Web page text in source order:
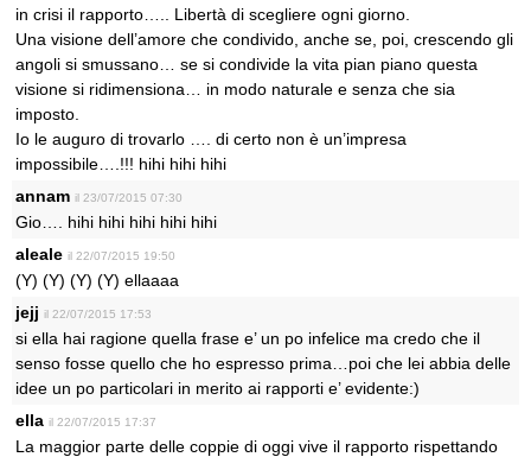
in crisi il rapporto….. Libertà di scegliere ogni giorno.
Una visione dell’amore che condivido, anche se, poi, crescendo gli
angoli si smussano… se si condivide la vita pian piano questa
visione si ridimensiona… in modo naturale e senza che sia
imposto.
Io le auguro di trovarlo …. di certo non è un’impresa
impossibile….!!! hihi hihi hihi
annam il 23/07/2015 07:30
Gio…. hihi hihi hihi hihi hihi
aleale il 22/07/2015 19:50
(Y) (Y) (Y) (Y) ellaaaa
jejj il 22/07/2015 17:53
si ella hai ragione quella frase e’ un po infelice ma credo che il
senso fosse quello che ho espresso prima…poi che lei abbia delle
idee un po particolari in merito ai rapporti e’ evidente:)
ella il 22/07/2015 17:37
La maggior parte delle coppie di oggi vive il rapporto rispettando